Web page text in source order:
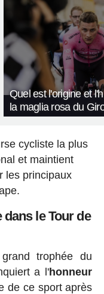
Quel est l'origine et
la maglia rosa du
cycliste la plus
et maintient
les principaux
le Tour de
trophée du
a l'honneur
de ce sport après